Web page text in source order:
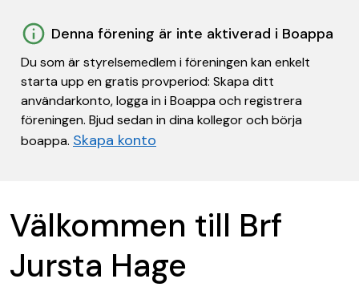
Denna förening är inte aktiverad i Boappa
Du som är styrelsemedlem i föreningen kan enkelt
starta upp en gratis provperiod: Skapa ditt
användarkonto, logga in i Boappa och registrera
föreningen. Bjud sedan in dina kollegor och börja
boappa. Skapa konto
Välkommen till Brf
Jursta Hage